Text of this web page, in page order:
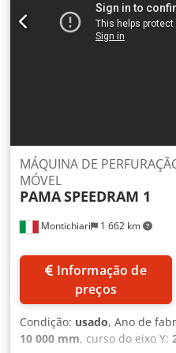
ancoragem 6000x2000
Montichiari 1 662 km
MÁQUINA DE
MÓVEL
PAMASPEEDRAM 1
preços
Condição: usado, Ano de
10 000 mm, curso do eixo Y: